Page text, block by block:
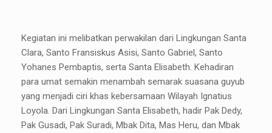
Kegiatan ini melibatkan perwakilan dari Lingkungan Santa
Clara, Santo Fransiskus Asisi, Santo Gabriel, Santo
Yohanes Pembaptis, serta Santa Elisabeth. Kehadiran
para umat semakin menambah semarak suasana guyub
yang menjadi ciri khas kebersamaan Wilayah Ignatius
Loyola. Dari Lingkungan Santa Elisabeth, hadir Pak Dedy,
Pak Gusadi, Pak Suradi, Mbak Dita, Mas Heru, dan Mbak